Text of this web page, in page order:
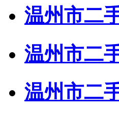
温州市二
温州市二
温州市二